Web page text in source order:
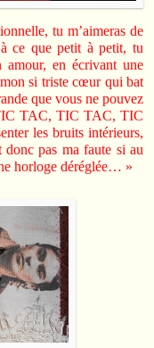
tu m’aimeras de
ce que petit à petit, tu
amour, en écrivant une
si triste cœur qui bat
que vous ne pouvez
TAC, TIC TAC, TIC
les bruits intérieurs,
donc pas ma faute si au
horloge déréglée… »